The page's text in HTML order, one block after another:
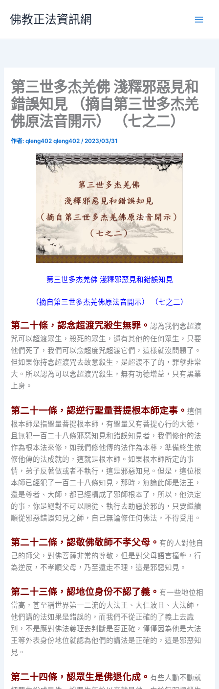
要
佛教正法資訊網
第三世多杰羌佛 淺釋邪惡見和
錯誤知見 （摘自第三世多杰羌
佛原法音開示） （七之二）
作者:qleng402 qleng402/2023/03/31
第三世多杰羌佛 淺釋邪惡見和錯誤知見
（摘自第三世多杰羌佛原法音開示） （七之二）
第二十條，認念超渡咒殺生無罪。認為我們念超渡
咒可以超渡眾生，殺死的眾生，還有其他的任何眾生，只要
他們死了，我們可以念超度咒超渡它們，這樣就沒問題了。
但如果你持念超渡咒去故意殺生，是超渡不了的，罪孽非常
大。所以認為可以念超渡咒殺生，無有功德增益，只有黑業
上身。
第二十一條，認逆行聖量菩提根本師定事。這個
根本師是指聖量菩提根本師，有聖量又有菩提心行的大德，
且無犯一百二十八條邪惡知見和錯誤知見者，我們修他的法
作為根本法來修，如我們修他傳的法作為本尊，準備終生依
修他傳的法成就的，這就是根本師。如果根本師所定的事
情，弟子反著做或者不執行，這是邪惡知見。但是，這位根
本師已經犯了一百二十八條知見，那時，無論此師是法王，
還是尊者、大師，都已經構成了邪師根本了，所以，他決定
的事，你是絕對不可以順從、執行去助惡於邪的，只要繼續
順從邪惡錯誤知見之師，自己無論修任何佛法，不得受用。
第二十二條，認敬佛敬師不孝父母。 有的人對他自
己的師父，對佛菩薩非常的尊敬，但是對父母語言撞擊，行
為逆反，不孝順父母，乃至遠走不理，這是邪惡知見。
第二十三條，認地位身份不認了義。 有一些地位相
當高，甚至稱世界第一二流的大法王、大仁波且、大法師，
他們講的法如果是錯誤的，而我們不從正確的了義上去識
別，不是應對佛法義理去判斷是否正確，僅僅因為他是大法
王等外表身份地位就認為他們的講法是正確的，這是邪惡知
見。
第二十四條，認眾生是佛退化成。 有些人動不動就